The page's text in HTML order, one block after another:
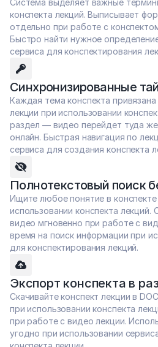
Система выделяет важные
конспекта лекций. Выписывает
отдельно при работе с
Быстро найти нужное
сервиса для конспектирования
Синхронизированные
Каждая тема конспекта
лекции при использовании
раздел — видео перейдет туда
онлайн. Быстрая навигация по
сервиса для создания конспекта
Полнотекстовый поиск
Ищите любое понятие в конспекте
использовании конспекта
видео мгновенно при работе с
время на поиск информации при
для конспектирования лекций.
Экспорт конспекта в
Скачивайте конспект лекции в
при использовании конспекта
при работе с видео лекции.
угодно при использовании